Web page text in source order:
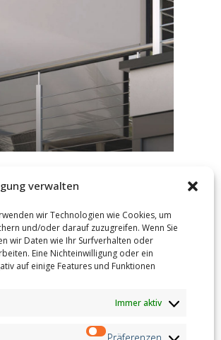
verwalten
wir Technologien wie Cookies, um
und/oder darauf zuzugreifen. Wenn Sie
wir Daten wie Ihr Surfverhalten oder
Eine Nichteinwilligung oder ein
auf einige Features und Funktionen
Immer aktiv